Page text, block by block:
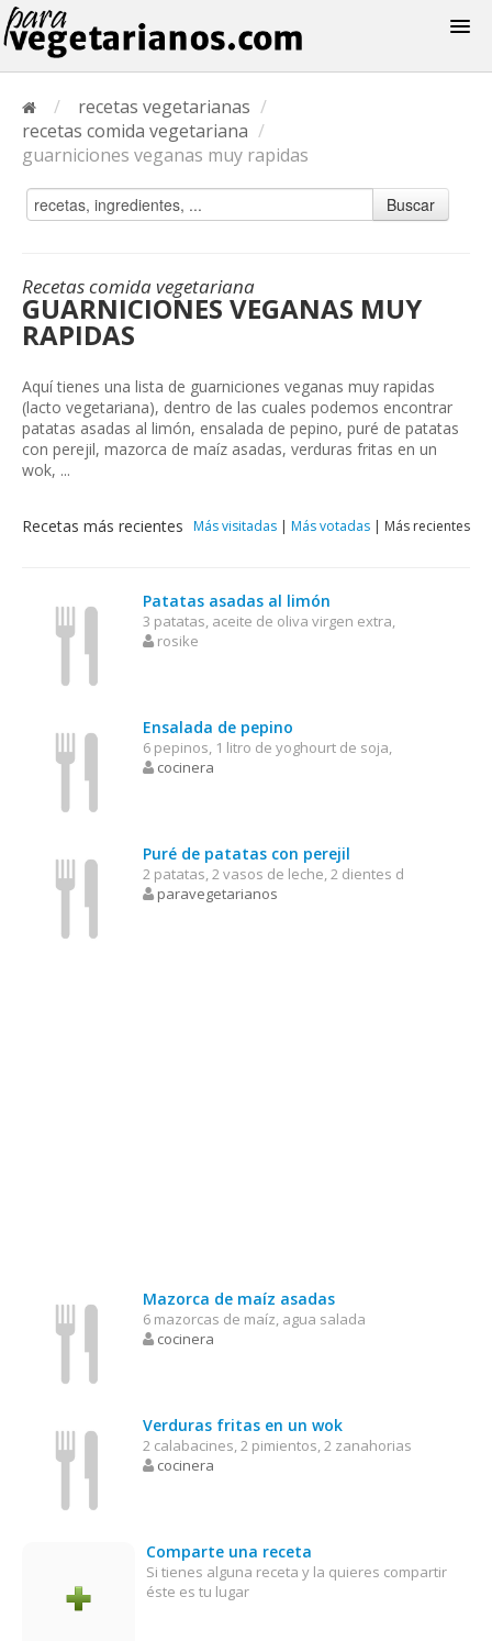
/ recetas vegetarianas /
recetas comida vegetariana /
guarniciones veganas muy rapidas
Buscar
Recetas comida vegetariana
GUARNICIONES VEGANAS MUY
RAPIDAS
Aquí tienes una lista de guarniciones veganas muy rapidas
(lacto vegetariana), dentro de las cuales podemos encontrar
patatas asadas al limón, ensalada de pepino, puré de patatas
con perejil, mazorca de maíz asadas, verduras fritas en un
wok, ...
Recetas más recientes Más visitadas | Más votadas | Más recientes
Patatas asadas al limón
3 patatas, aceite de oliva virgen extra,
rosike
Ensalada de pepino
6 pepinos, 1 litro de yoghourt de soja,
cocinera
Puré de patatas con perejil
2 patatas, 2 vasos de leche, 2 dientes d
paravegetarianos
Mazorca de maíz asadas
6 mazorcas de maíz, agua salada
cocinera
Verduras fritas en un wok
2 calabacines, 2 pimientos, 2 zanahorias
cocinera
Comparte una receta
Si tienes alguna receta y la quieres compartir
éste es tu lugar